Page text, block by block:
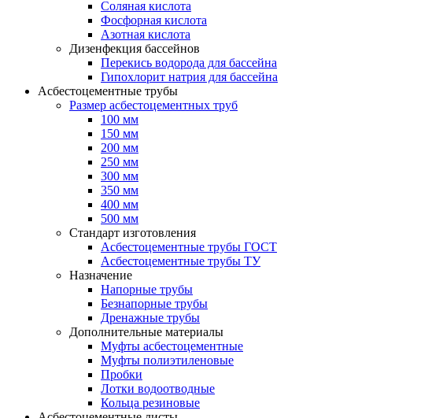
Соляная кислота
Фосфорная кислота
Азотная кислота
Дизенфекция бассейнов
Перекись водорода для бассейна
Гипохлорит натрия для бассейна
Асбестоцементные трубы
Размер асбестоцементных труб
100 мм
150 мм
200 мм
250 мм
300 мм
350 мм
400 мм
500 мм
Стандарт изготовления
Асбестоцементные трубы ГОСТ
Асбестоцементные трубы ТУ
Назначение
Напорные трубы
Безнапорные трубы
Дренажные трубы
Дополнительные материалы
Муфты асбестоцементные
Муфты полиэтиленовые
Пробки
Лотки водоотводные
Кольца резиновые